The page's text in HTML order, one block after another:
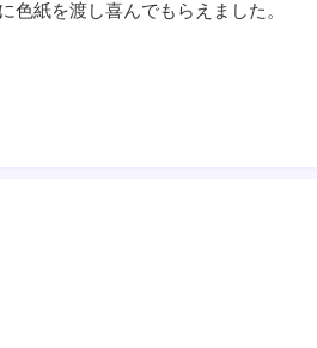
紙を渡し喜んでもらえました。